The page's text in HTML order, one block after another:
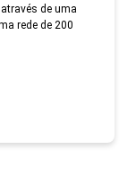
de uma
rede de 200